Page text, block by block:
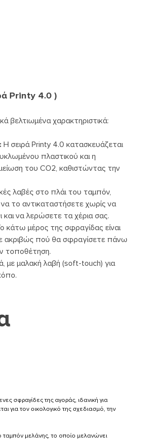
Printy 4.0 )
βελτιωμένα χαρακτηριστικά:
Η σειρά Printy 4.0 κατασκευάζεται
πλαστικού και η
του CO2, καθιστώντας την
λαβές στο πλάι του ταμπόν,
το αντικαταστήσετε χωρίς να
να λερώσετε τα χέρια σας.
κάτω μέρος της σφραγίδας είναι
ακριβώς πού θα σφραγίσετε πάνω
τοποθέτηση.
με μαλακή λαβή (soft-touch) για
σφραγίδες της αγοράς, ιδανική για
για τον οικολογικό της σχεδιασμό, την
μελάνης, το οποίο μελανώνει